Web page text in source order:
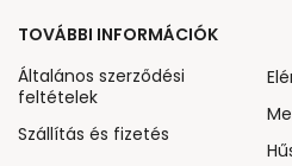
TOVÁBBI INFORMÁCIÓK
Általános szerződési
feltételek
Szállítás és fizetés